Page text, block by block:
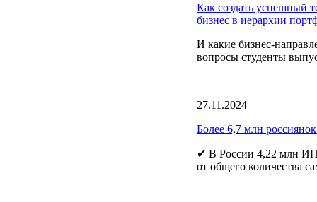
Как создать успешный
бизнес в иерархии
И какие бизнес-
вопросы студенты
27.11.2024
Более 6,7 млн
✔ В России 4,22 млн
от общего количества